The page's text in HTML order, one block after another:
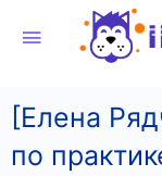
[Елена
по